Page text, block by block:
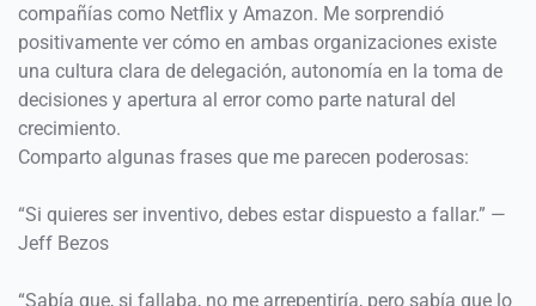
compañías como Netflix y Amazon. Me sorprendió
positivamente ver cómo en ambas organizaciones existe
una cultura clara de delegación, autonomía en la toma de
decisiones y apertura al error como parte natural del
crecimiento.
Comparto algunas frases que me parecen poderosas:
“Si quieres ser inventivo, debes estar dispuesto a fallar.” —
Jeff Bezos
“Sabía que, si fallaba, no me arrepentiría, pero sabía que lo